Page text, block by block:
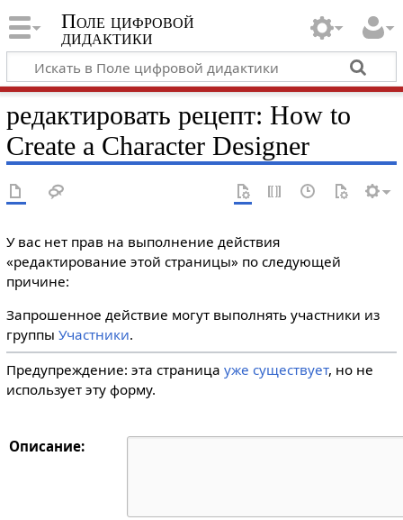
Поле цифровой
дидактики
редактировать рецепт: How to
Create a Character Designer
У вас нет прав на выполнение действия
«редактирование этой страницы» по следующей
причине:
Запрошенное действие могут выполнять участники из
группы Участники.
Предупреждение: эта страница уже существует, но не
использует эту форму.
Описание: